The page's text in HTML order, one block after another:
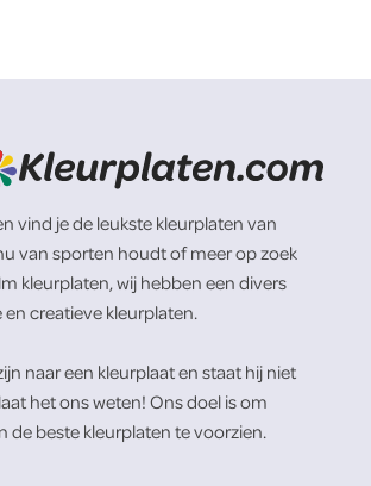
vind je de leukste kleurplaten van
van sporten houdt of meer op zoek
kleurplaten, wij hebben een divers
creatieve kleurplaten.
naar een kleurplaat en staat hij niet
het ons weten! Ons doel is om
de beste kleurplaten te voorzien.